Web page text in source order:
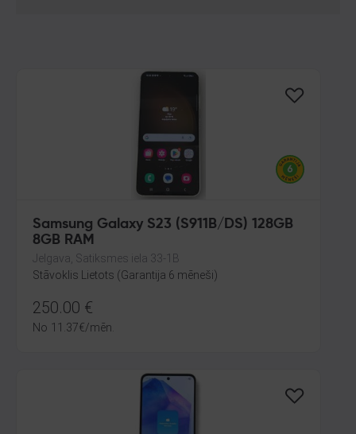
Samsung Galaxy S23 (S911B/DS) 128GB
8GB RAM
Jelgava, Satiksmes iela 33-1B
Stāvoklis Lietots (Garantija 6 mēneši)
250.00 €
No 11.37€/mēn.